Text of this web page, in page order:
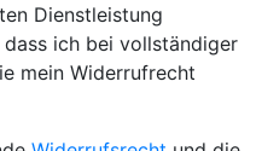
Dienstleistung
ich bei vollständiger
mein Widerrufrecht